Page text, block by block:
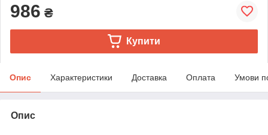
986 ₴
Купити
Опис Характеристики Доставка Оплата Умови
Опис